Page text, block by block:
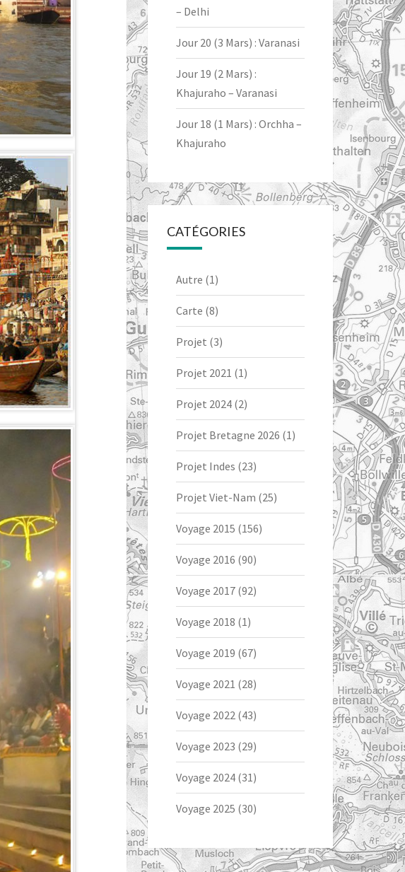
– Delhi
Jour 20 (3 Mars) : Varanasi
Jour 19 (2 Mars) :
Khajuraho – Varanasi
Jour 18 (1 Mars) : Orchha –
Khajuraho
CATÉGORIES
Autre (1)
Carte (8)
Projet (3)
Projet 2021 (1)
Projet 2024(2)
Projet Bretagne 2026 (1)
Projet Indes (23)
Projet Viet-Nam (25)
Voyage 2015 (156)
Voyage 2016 (90)
Voyage 2017(92)
Voyage 2018 (1)
Voyage 2019 (67)
Voyage 2021 (28)
Voyage 2022(43)
Voyage 2023 (29)
Voyage 2024(31)
Voyage 2025 (30)